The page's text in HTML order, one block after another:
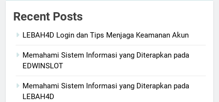
Recent Posts
LEBAH4D Login dan Tips Menjaga Keamanan Akun
Memahami Sistem Informasi yang Diterapkan pada
EDWINSLOT
Memahami Sistem Informasi yang Diterapkan pada
LEBAH4D